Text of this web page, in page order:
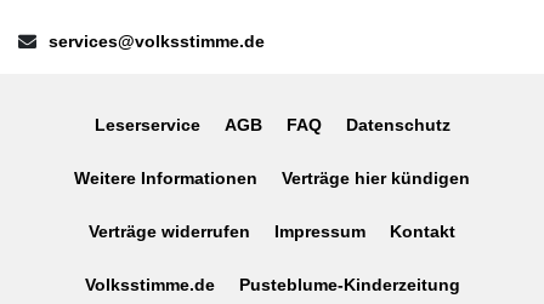
E-Mail:services@volksstimme.de
Leserservice AGB FAQ Datenschutz
Weitere Informationen Verträge hier kündigen
Verträge widerrufen Impressum Kontakt
Volksstimme.de Pusteblume-Kinderzeitung